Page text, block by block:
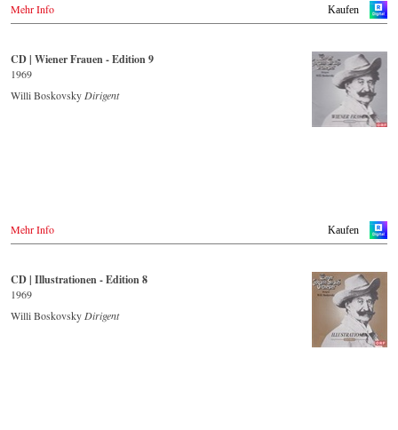
Amazon.com
Naxos.com
Amazon.co.uk
Europadisc.co.uk
- - - - - - - - ASIEN - - - - - - - -
USA
Naxosdirect.com
- - - - - - - - ANDERE LÄNDER - - - - - - - -
Naxos.com
Kaufen
Mehr Info
CD | Wiener Frauen - Edition 9
1969
Willi Boskovsky Dirigent
Kaufen
Mehr Info
CD | Illustrationen - Edition 8
1969
Willi Boskovsky Dirigent